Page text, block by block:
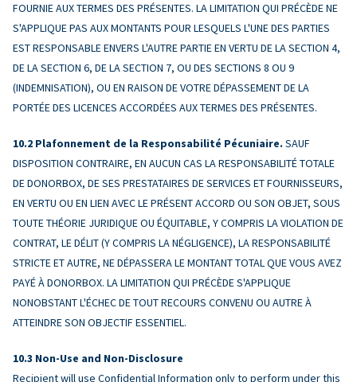
FOURNIE AUX TERMES DES PRÉSENTES. LA LIMITATION QUI PRÉCÈDE NE
S'APPLIQUE PAS AUX MONTANTS POUR LESQUELS L'UNE DES PARTIES
EST RESPONSABLE ENVERS L'AUTRE PARTIE EN VERTU DE LA SECTION 4,
DE LA SECTION 6, DE LA SECTION 7, OU DES SECTIONS 8 OU 9
(INDEMNISATION), OU EN RAISON DE VOTRE DÉPASSEMENT DE LA
PORTÉE DES LICENCES ACCORDÉES AUX TERMES DES PRÉSENTES.
Plafonnement de la Responsabilité Pécuniaire. SAUF
DISPOSITION CONTRAIRE, EN AUCUN CAS LA RESPONSABILITÉ TOTALE
DE DONORBOX, DE SES PRESTATAIRES DE SERVICES ET FOURNISSEURS,
EN VERTU OU EN LIEN AVEC LE PRÉSENT ACCORD OU SON OBJET, SOUS
TOUTE THÉORIE JURIDIQUE OU ÉQUITABLE, Y COMPRIS LA VIOLATION DE
CONTRAT, LE DÉLIT (Y COMPRIS LA NÉGLIGENCE), LA RESPONSABILITÉ
STRICTE ET AUTRE, NE DÉPASSERA LE MONTANT TOTAL QUE VOUS AVEZ
PAYÉ À DONORBOX. LA LIMITATION QUI PRÉCÈDE S'APPLIQUE
NONOBSTANT L'ÉCHEC DE TOUT RECOURS CONVENU OU AUTRE À
ATTEINDRE SON OBJECTIF ESSENTIEL.
Non-Use and Non-Disclosure
Recipient will use Confidential Information only to perform under this